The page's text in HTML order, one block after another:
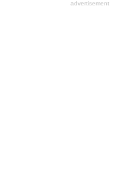
advertisement